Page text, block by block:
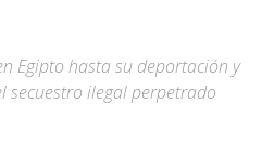
Egipto hasta su deportación y
secuestro ilegal perpetrado